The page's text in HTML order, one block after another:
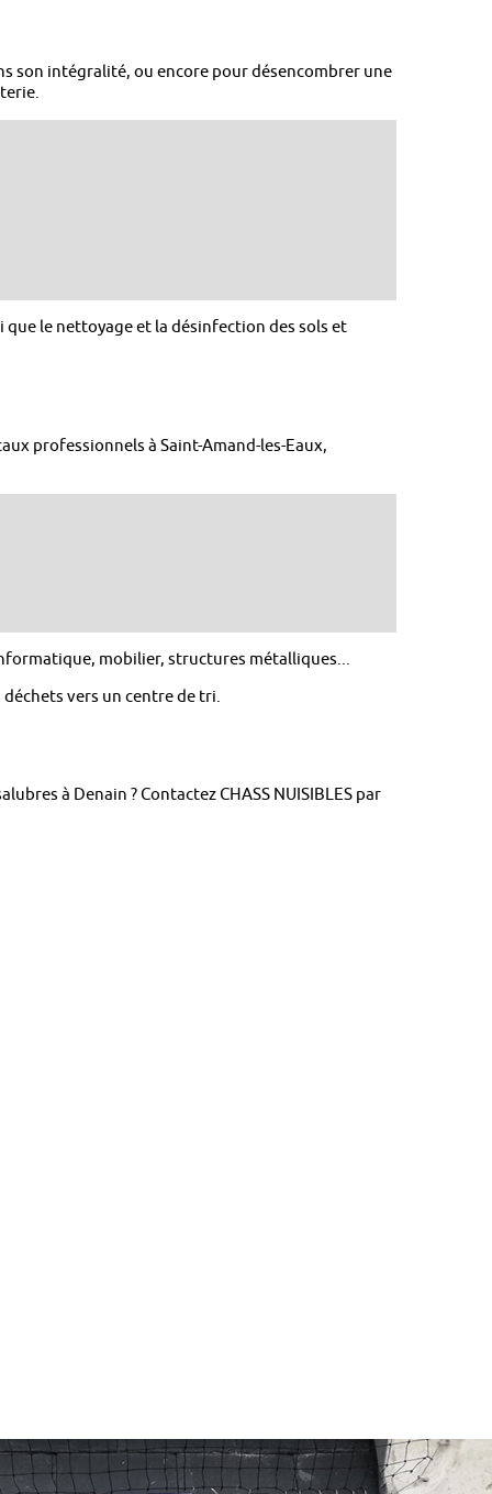
son intégralité, ou encore pour désencombrer une
le nettoyage et la désinfection des sols et
professionnels à Saint-Amand-les-Eaux,
mobilier, structures métalliques...
vers un centre de tri.
à Denain ? Contactez CHASS NUISIBLES par